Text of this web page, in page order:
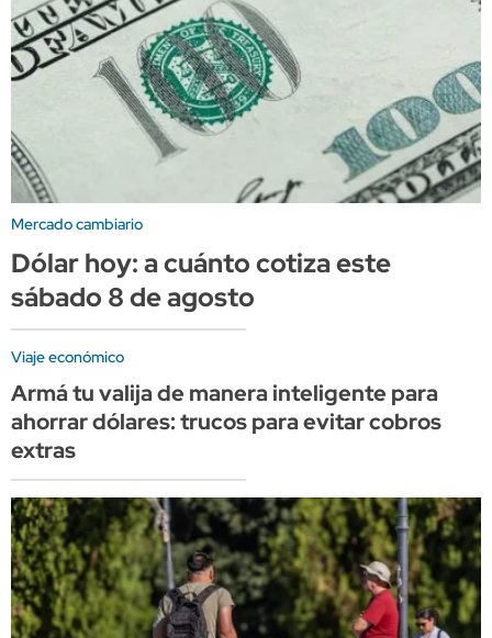
Mercado cambiario
Dólar hoy: a cuánto cotiza este
sábado 8 de agosto
Viaje económico
Armá tu valija de manera inteligente para
ahorrar dólares: trucos para evitar cobros
extras